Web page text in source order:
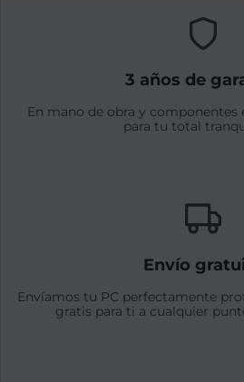
3 años de
En mano de obra y componentes
para tu total
Envío
Envíamos tu PC perfectamente
gratis para ti a cualquier